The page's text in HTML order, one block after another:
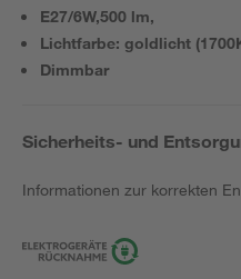
E27/6W,500 lm,
Lichtfarbe: goldlicht
Dimmbar
Sicherheits- und
Informationen zur korrekten